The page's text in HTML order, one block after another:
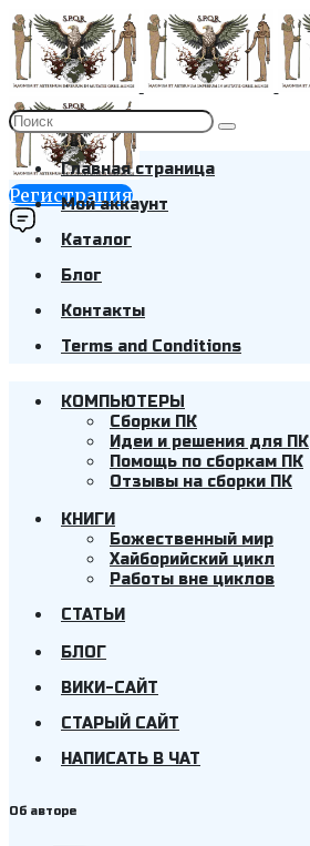
Регистрация
Главная страница
Мой аккаунт
Каталог
Блог
Контакты
Terms and Conditions
КОМПЬЮТЕРЫ
Cборки ПК
Идеи и решения для ПК
Помощь по сборкам ПК
Отзывы на сборки ПК
КНИГИ
Божественный мир
Хайборийский цикл
Работы вне циклов
СТАТЬИ
БЛОГ
ВИКИ-САЙТ
СТАРЫЙ САЙТ
НАПИСАТЬ В ЧАТ
Об авторе